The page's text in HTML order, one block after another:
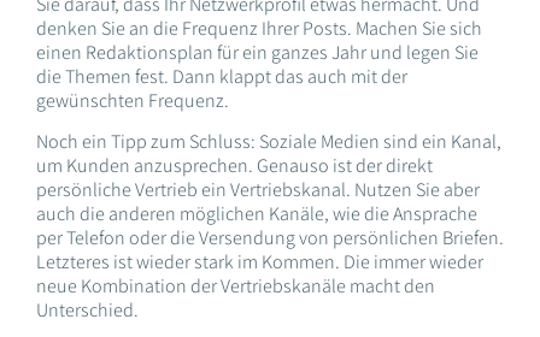
denken Sie an die Frequenz Ihrer Posts. Machen Sie sich
einen Redaktionsplan für ein ganzes Jahr und legen Sie
die Themen fest. Dann klappt das auch mit der
gewünschten Frequenz.
Noch ein Tipp zum Schluss: Soziale Medien sind ein Kanal,
um Kunden anzusprechen. Genauso ist der direkt
persönliche Vertrieb ein Vertriebskanal. Nutzen Sie aber
auch die anderen möglichen Kanäle, wie die Ansprache
per Telefon oder die Versendung von persönlichen Briefen.
Letzteres ist wieder stark im Kommen. Die immer wieder
neue Kombination der Vertriebskanäle macht den
Unterschied.